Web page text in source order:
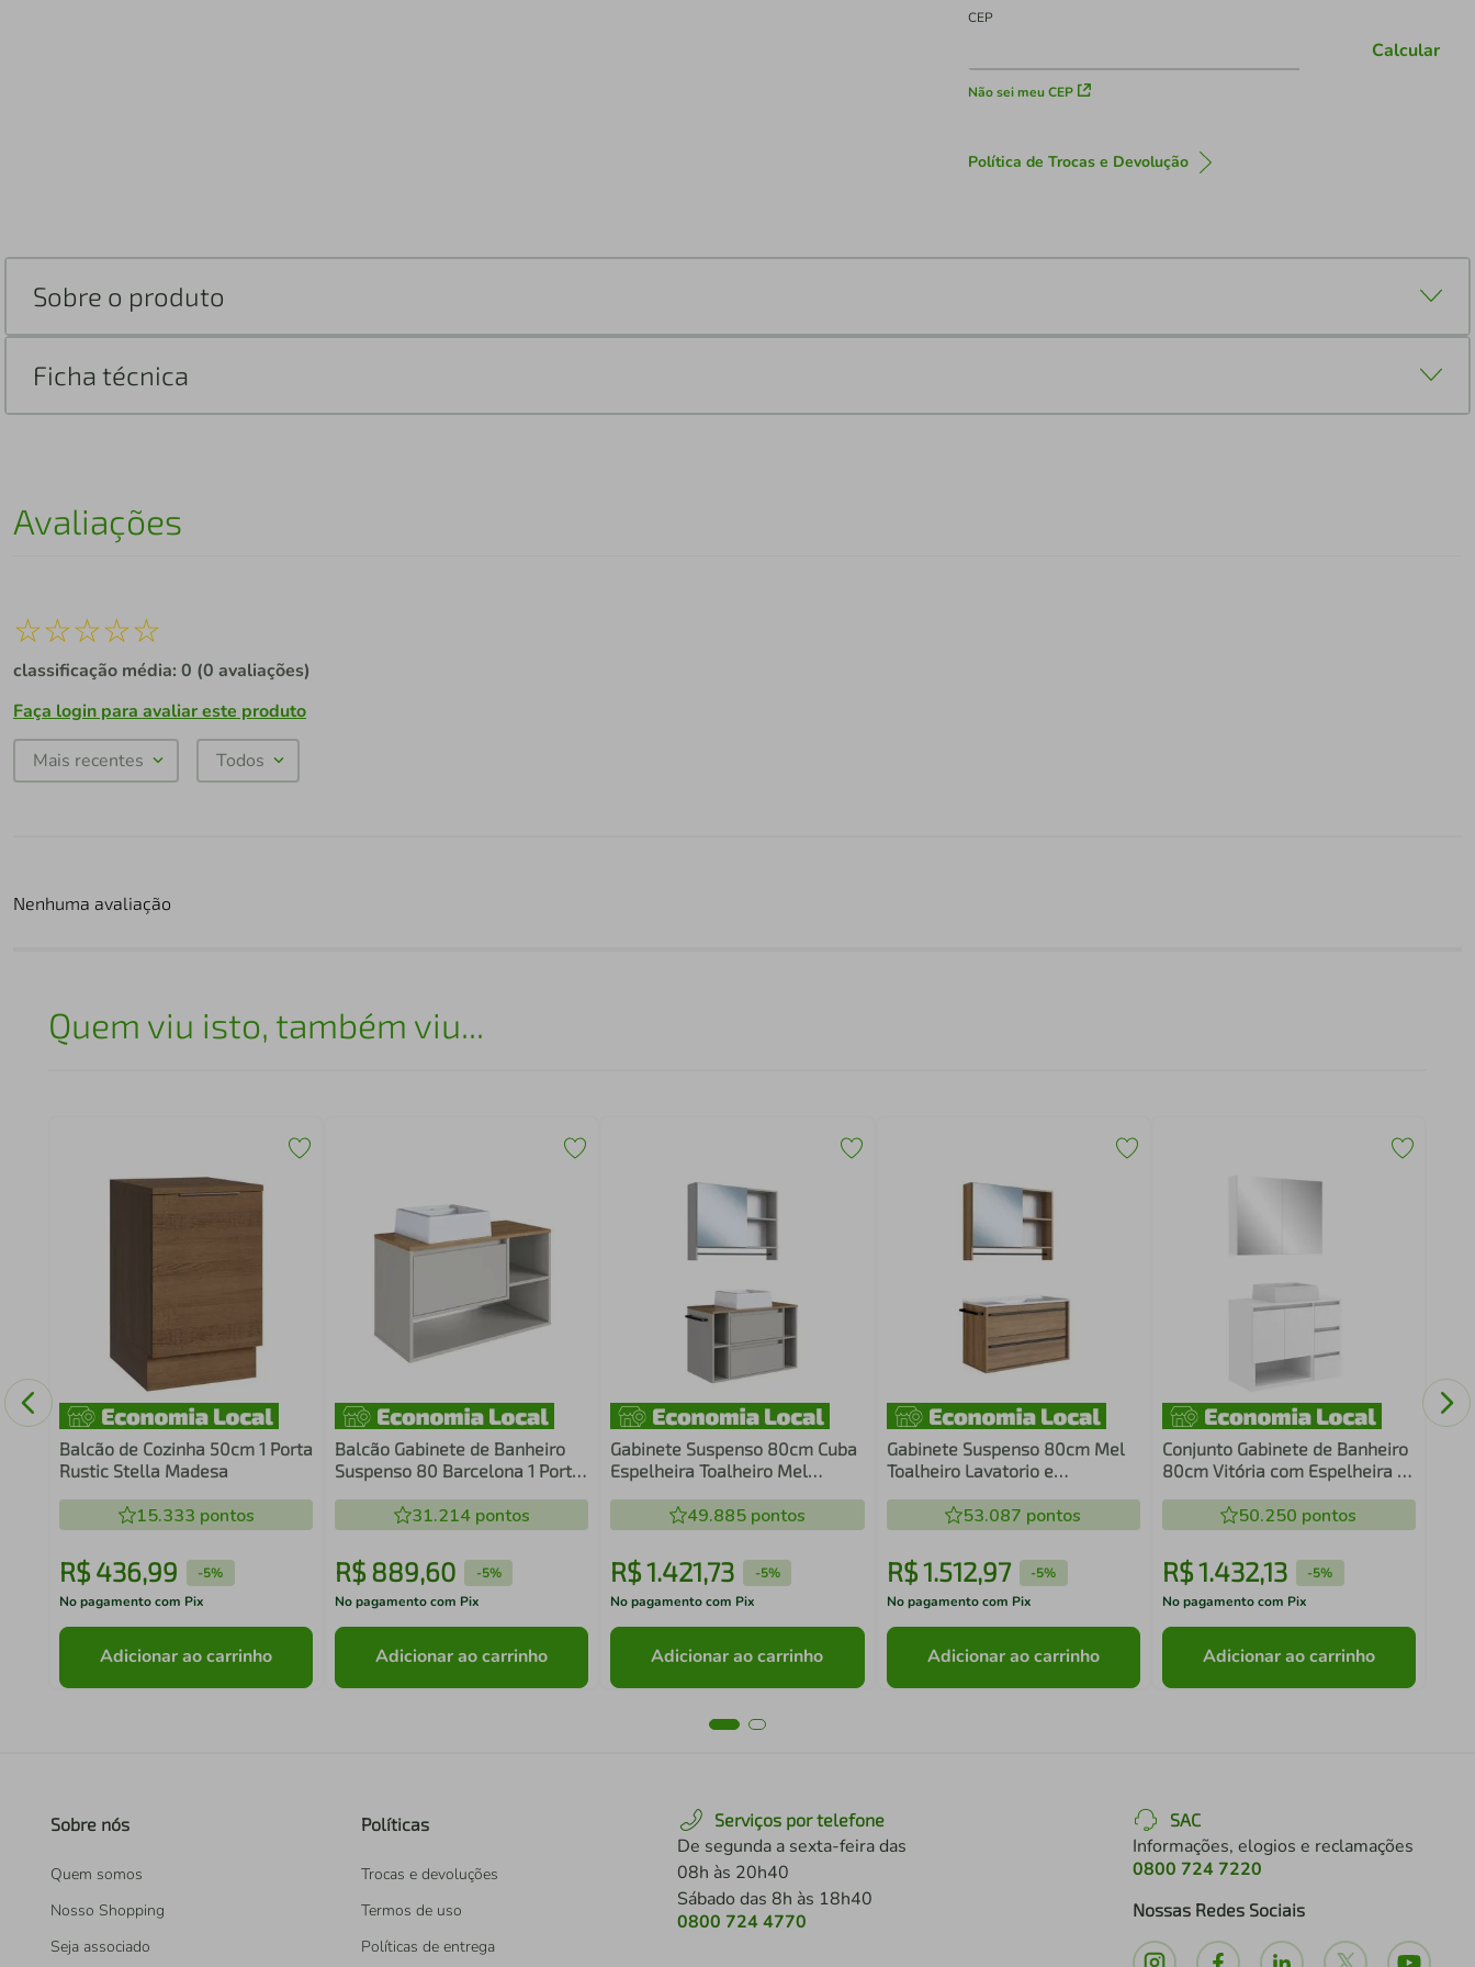
CEP
Não sei meu CEP
Calcular
Política de Trocas e Devolução
Sobre o produto
Ficha técnica
Avaliações
☆☆☆☆☆
classificação média: 0 (0 avaliações)
Faça login para avaliar este produto
Mais recentes Todos
Nenhuma avaliação
Quem viu isto, também viu...
Balcão de Cozinha 50cm 1 Porta
Rustic Stella Madesa
15.333 pontos
R$ 436,99 -5%
No pagamento com Pix
Adicionar ao carrinho
Balcão Gabinete de Banheiro
Suspenso 80 Barcelona 1 Porta
31.214pontos
R$ 889,60 -5%
No pagamento com Pix
Adicionar ao carrinho
Gabinete Suspenso 80cm Cuba
Espelheira Toalheiro Mel
com Espelheira CJ8010.20MA
49.885pontos
R$1.421,73 -5%
No pagamento com Pix
Adicionar ao carrinho
Gabinete Suspenso 80cm Mel
Toalheiro Lavatorio e
Banheiro CJ8030.20M
53.087 pontos
R$1.512,97 -5%
No pagamento com Pix
Adicionar ao carrinho
Conjunto Gabinete de Banheiro
80cm Vitória com Espelheira e
50.250 pontos
R$1.432,13 -5%
No pagamento com Pix
Adicionar ao carrinho
com
Sobre nós
Quem somos
Nosso Shopping
Seja associado
Políticas
Trocas e devoluções
Termos de uso
Políticas de entrega
Serviços por telefone
De segunda a sexta-feira das
08h às 20h40
Sábado das 8h às 18h40
0800 724 4770
SAC
Informações, elogios e reclamações
0800 724 7220
Nossas Redes Sociais